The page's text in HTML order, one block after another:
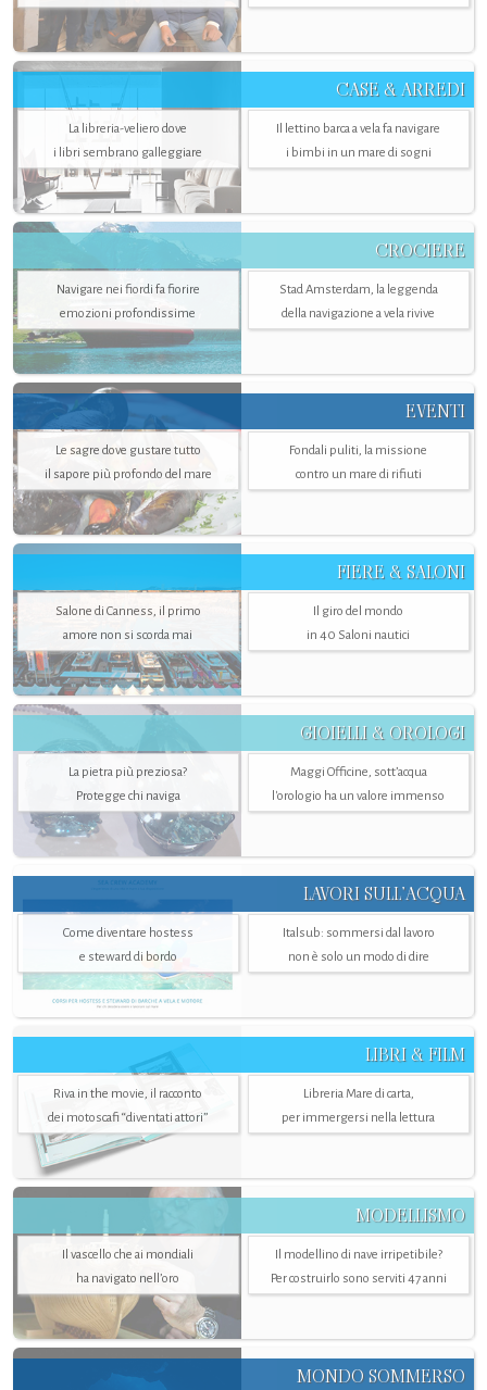
CASE & ARREDI
La libreria-veliero dove
i libri sembrano galleggiare
Il lettino barca a vela fa navigare
i bimbi in un mare di sogni
CROCIERE
Navigare nei fiordi fa fiorire
emozioni profondissime
Stad Amsterdam, la leggenda
della navigazione a vela rivive
EVENTI
Le sagre dove gustare tutto
il sapore più profondo del mare
Fondali puliti, la missione
contro un mare di rifiuti
FIERE & SALONI
Salone di Canness, il primo
amore non si scorda mai
Il giro del mondo
in 40 Saloni nautici
GIOIELLI & OROLOGI
La pietra più preziosa?
Protegge chi naviga
Maggi Officine, sott’acqua
l'orologio ha un valore immenso
LAVORI SULL’ACQUA
Come diventare hostess
e steward di bordo
Italsub: sommersi dal lavoro
non è solo un modo di dire
LIBRI & FILM
Riva in the movie, il racconto
dei motoscafi “diventati attori”
Libreria Mare di carta,
per immergersi nella lettura
MODELLISMO
Il vascello che ai mondiali
ha navigato nell’oro
Il modellino di nave irripetibile?
Per costruirlo sono serviti 47 anni
MONDO SOMMERSO